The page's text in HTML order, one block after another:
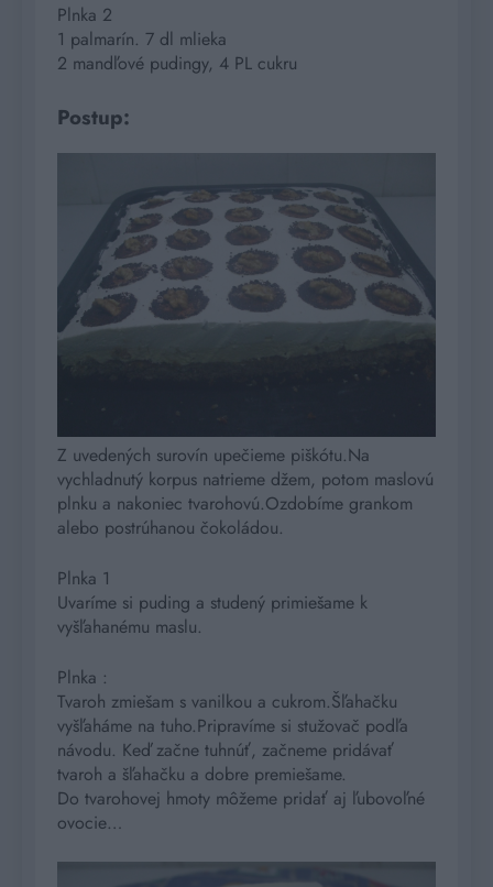
Plnka 2
1 palmarín. 7 dl mlieka
2 mandľové pudingy, 4 PL cukru
Postup:
Z uvedených surovín upečieme piškótu.Na
vychladnutý korpus natrieme džem, potom maslovú
plnku a nakoniec tvarohovú.Ozdobíme grankom
alebo postrúhanou čokoládou.
Plnka 1
Uvaríme si puding a studený primiešame k
vyšľahanému maslu.
Plnka :
Tvaroh zmiešam s vanilkou a cukrom.Šľahačku
vyšľaháme na tuho.Pripravíme si stužovač podľa
návodu. Keď začne tuhnúť, začneme pridávať
tvaroh a šľahačku a dobre premiešame.
Do tvarohovej hmoty môžeme pridať aj ľubovoľné
ovocie…